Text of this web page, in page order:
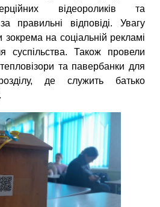
відеороликів та
правильні відповіді. Увагу
зокрема на соціальній рекламі
суспільства. Також провели
та павербанки для
де служить батько